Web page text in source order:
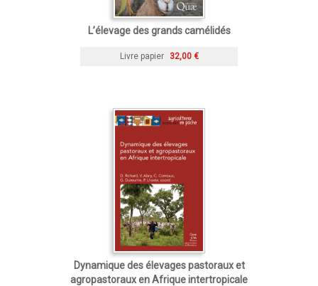
L’élevage des grands camélidés
Livre papier 32,00 €
Dynamique des élevages pastoraux et
agropastoraux en Afrique intertropicale